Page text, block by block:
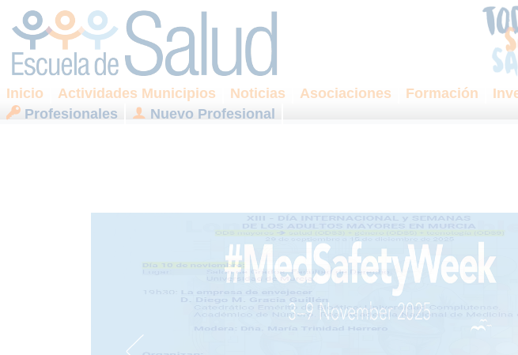
Inicio Actividades Municipios Noticias Asociaciones Formación
Profesionales
Nuevo Profesional